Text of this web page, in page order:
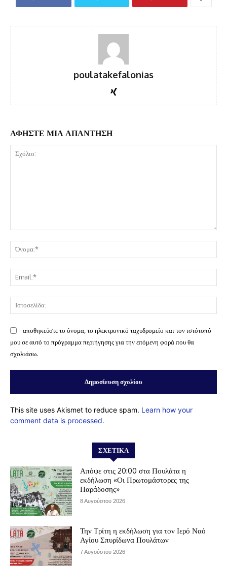
poulatakefalonias
ΑΦΗΣΤΕ ΜΙΑ ΑΠΑΝΤΗΣΗ
αποθηκεύστε το όνομα, το ηλεκτρονικό ταχυδρομείο και τον ιστότοπό
μου σε αυτό το πρόγραμμα περιήγησης για την επόμενη φορά που θα
σχολιάσω.
This site uses Akismet to reduce spam. Learn how your
comment data is processed.
ΣΧΕΤΙΚΆ
Απόψε στις 20:00 στα Πουλάτα η
εκδήλωση «Οι Πρωτομάστορες της
Παράδοσης»
8 Αυγούστου 2026
Την Τρίτη η εκδήλωση για τον Ιερό Ναό
Αγίου Σπυρίδωνα Πουλάτων
7 Αυγούστου 2026